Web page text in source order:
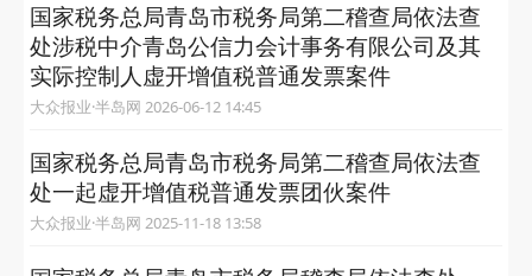
国家税务总局青岛市税务局第二稽查局依法查
处涉税中介青岛公信力会计事务有限公司及其
实际控制人虚开增值税普通发票案件
大众报业·半岛网 2026-06-12 14:45
国家税务总局青岛市税务局第二稽查局依法查
处一起虚开增值税普通发票团伙案件
大众报业·半岛网 2025-11-18 13:58